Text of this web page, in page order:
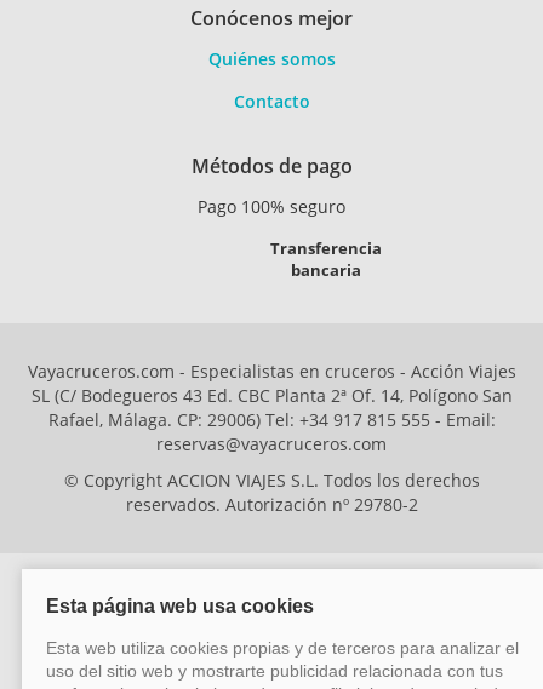
Conócenos mejor
Quiénes somos
Contacto
Métodos de pago
Pago 100% seguro
Transferencia
bancaria
Vayacruceros.com - Especialistas en cruceros - Acción Viajes
SL (C/ Bodegueros 43 Ed. CBC Planta 2ª Of. 14, Polígono San
Rafael, Málaga. CP: 29006) Tel: +34 917 815 555 - Email:
reservas@vayacruceros.com
© Copyright ACCION VIAJES S.L. Todos los derechos
reservados. Autorización nº 29780-2